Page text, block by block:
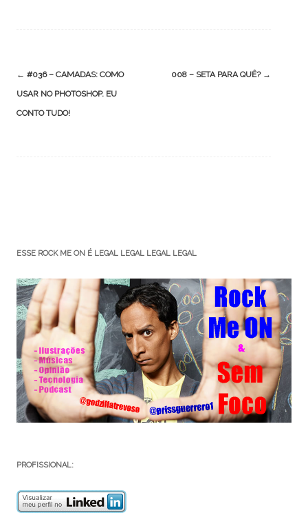
Post
navigation
← #036 – CAMADAS: COMO
USAR NO PHOTOSHOP. EU
CONTO TUDO!
008 – SETA PARA QUÊ? →
ESSE ROCK ME ON É LEGAL LEGAL LEGAL LEGAL
PROFISSIONAL: